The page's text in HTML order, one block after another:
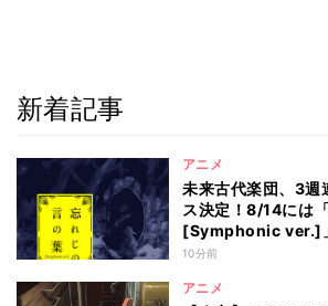
新着記事
アニメ
未来古代楽団、3週
ス決定！8/14には
[Symphonic ver.]
信
10分前
アニメ